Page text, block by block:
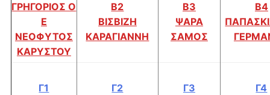
ΓΡΗΓΟΡΙΟΣ Ο
Ε
ΝΕΟΦΥΤΟΣ
ΚΑΡΥΣΤΟΥ
Β2
ΒΙΣΒΙΖΗ
ΚΑΡΑΓΙΑΝΝΗ
Β3
ΨΑΡΑ
ΣΑΜΟΣ
Β4
Γ1
Γ2
Γ3
Γ4